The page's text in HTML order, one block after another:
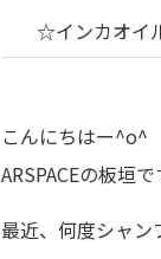
☆インカオイ
こんにちはー^o^
ARSPACEの板垣で
最近、何度シャ